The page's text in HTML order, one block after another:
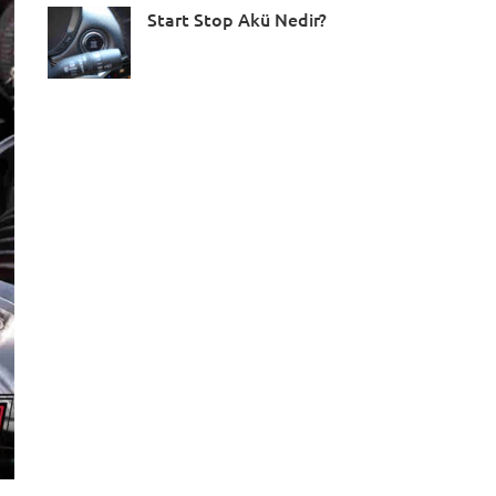
Start Stop Akü Nedir?